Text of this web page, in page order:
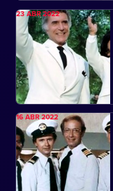
23 ABR 2022
16 ABR 2022